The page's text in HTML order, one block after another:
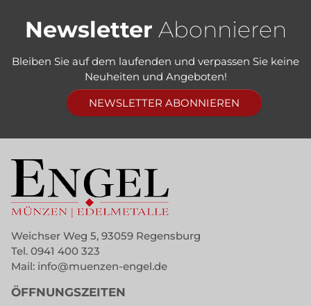
Newsletter Abonnieren
Bleiben Sie auf dem laufenden und verpassen Sie keine
Neuheiten und Angeboten!
NEWSLETTER ABONNIEREN
Weichser Weg 5, 93059 Regensburg
Tel. 0941 400 323
Mail: info@muenzen-engel.de
ÖFFNUNGSZEITEN